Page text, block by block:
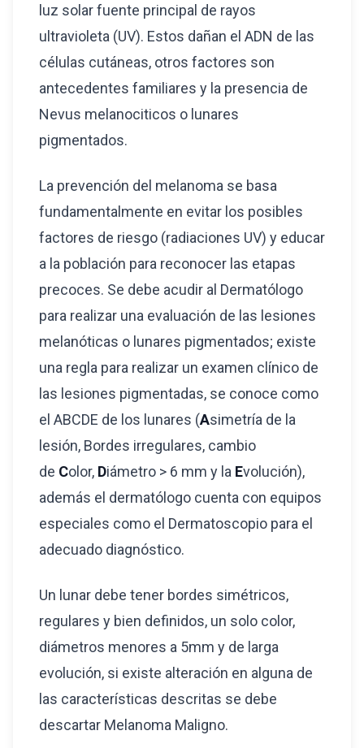
luz solar fuente principal de rayos
ultravioleta (UV). Estos dañan el ADN de las
células cutáneas, otros factores son
antecedentes familiares y la presencia de
Nevus melanociticos o lunares
pigmentados.
La prevención del melanoma se basa
fundamentalmente en evitar los posibles
factores de riesgo (radiaciones UV) y educar
a la población para reconocer las etapas
precoces. Se debe acudir al Dermatólogo
para realizar una evaluación de las lesiones
melanóticas o lunares pigmentados; existe
una regla para realizar un examen clínico de
las lesiones pigmentadas, se conoce como
el ABCDE de los lunares (Asimetría de la
lesión, Bordes irregulares, cambio
de Color, Diámetro > 6 mm y la Evolución),
además el dermatólogo cuenta con equipos
especiales como el Dermatoscopio para el
adecuado diagnóstico.
Un lunar debe tener bordes simétricos,
regulares y bien definidos, un solo color,
diámetros menores a 5mm y de larga
evolución, si existe alteración en alguna de
las características descritas se debe
descartar Melanoma Maligno.